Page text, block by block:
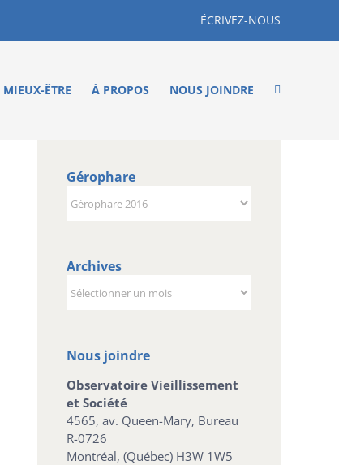
ÉCRIVEZ-NOUS
MIEUX-ÊTRE À PROPOS NOUS JOINDRE
Gérophare
Archives
Nous joindre
Observatoire Vieillissement
et Société
4565, av. Queen-Mary, Bureau
R-0726
Montréal, (Québec) H3W 1W5